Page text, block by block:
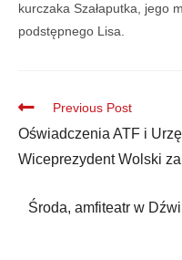
kurczaka Szałaputka, jego
podstępnego Lisa.
Previous Post
Oświadczenia ATF i
Wiceprezydent Wolski
Środa, amfiteatr w